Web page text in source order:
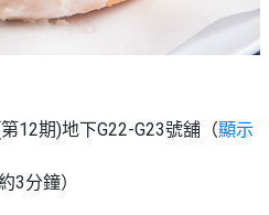
12期)地下G22-G23號舖（顯示
3分鐘）